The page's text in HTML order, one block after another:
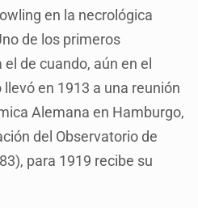
en la necrológica
de los primeros
de cuando, aún en el
en 1913 a una reunión
Alemana en Hamburgo,
del Observatorio de
para 1919 recibe su